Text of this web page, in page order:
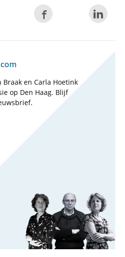
Braak en Carla Hoetink
op Den Haag. Blijf